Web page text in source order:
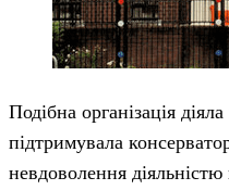
Подібна організація
підтримувала
невдоволення діяльністю